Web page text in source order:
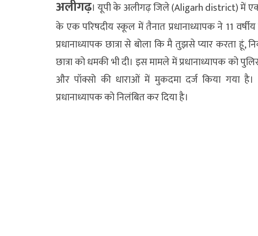
अलीगढ़। यूपी के अलीगढ़ जिले (Aligarh district) में
के एक परिषदीय स्कूल में तैनात प्रधानाध्यापक ने 11
प्रधानाध्यापक छात्रा से बोला कि मै तुझसे प्यार करता हूं,
छात्रा को धमकी भी दी। इस मामले में प्रधानाध्यापक को
और पॉक्सो की धाराओं में मुकदमा दर्ज किया गया
प्रधानाध्यापक को निलंबित कर दिया है।